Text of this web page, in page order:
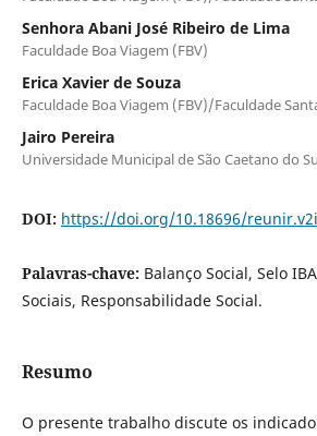
Senhora Abani José Ribeiro de Lima
Faculdade Boa Viagem (FBV)
Erica Xavier de Souza
Faculdade Boa Viagem (FBV)/Faculdade
Jairo Pereira
Universidade Municipal de São Caetano do
DOI: https://doi.org/10.18696/
Palavras-chave: Balanço Social, Selo
Sociais, Responsabilidade Social.
Resumo
O presente trabalho discute os